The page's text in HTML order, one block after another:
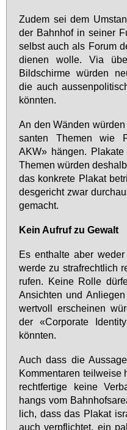
Zu­dem sei dem
der Bahn­hof in sei­ner
selbst auch als Fo­rum
die­nen wol­le. Via
Bild­schir­me wür­den
die auch
könn­ten.
An den Wän­den
san­ten The­men wie
AKW» hän­gen.
The­men wür­den
das kon­kre­te Pla­kat
des­ge­richt zwar
ge­macht.
Kein Auf­ruf zu Ge­walt
Es ent­hal­te aber
wer­de zu straf­recht­lich
ru­fen. Kei­ne Rol­le
An­sich­ten und
wert­voll er­schei­nen
der «Cor­po­ra­te
könn­ten.
Auch dass die
Kom­men­ta­ren teil­wei­se
recht­fer­ti­ge kei­ne
hangs vom
lich, dass das Pla­kat
auch ver­pflich­tet, ein